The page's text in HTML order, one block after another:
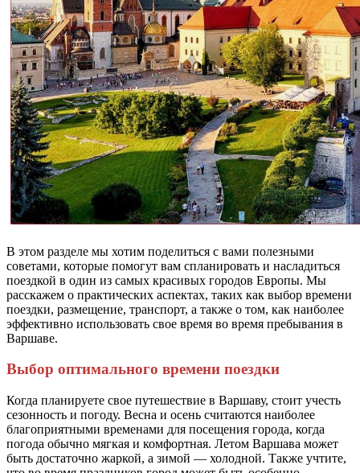
В этом разделе мы хотим поделиться с вами полезными
советами, которые помогут вам спланировать и насладиться
поездкой в один из самых красивых городов Европы. Мы
расскажем о практических аспектах, таких как выбор времени
поездки, размещение, транспорт, а также о том, как наиболее
эффективно использовать свое время во время пребывания в
Варшаве.
Выбор оптимального времени поездки
Когда планируете свое путешествие в Варшаву, стоит учесть
сезонность и погоду. Весна и осень считаются наиболее
благоприятными временами для посещения города, когда
погода обычно мягкая и комфортная. Летом Варшава может
быть достаточно жаркой, а зимой — холодной. Также учтите,